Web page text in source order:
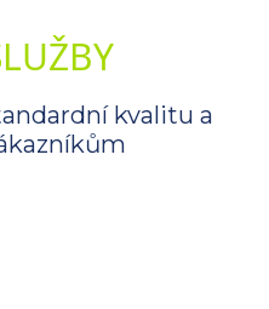
kvalitu a